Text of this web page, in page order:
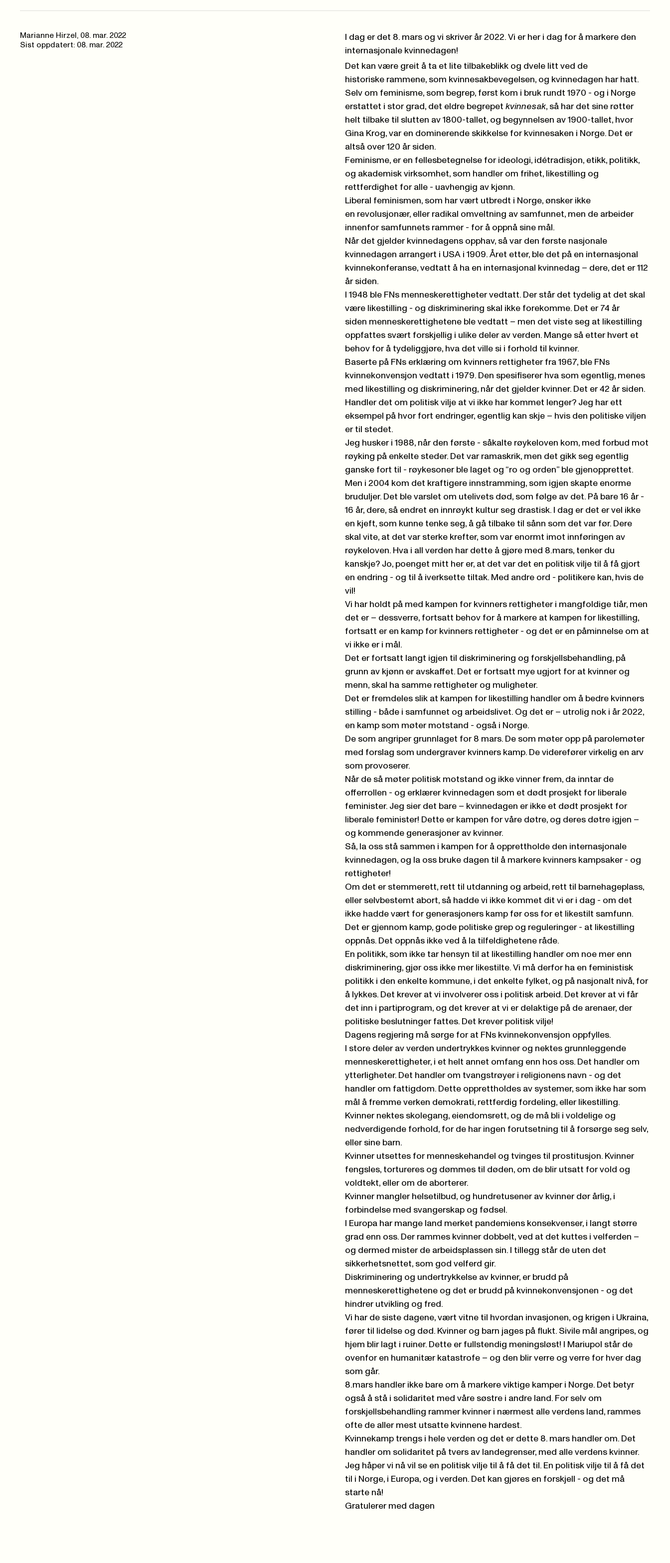
Marianne Hirzel , 08. mar. 2022
Sist oppdatert: 08. mar. 2022
I dag er det 8. mars og vi skriver år 2022. Vi er her i dag for å markere den
internasjonale kvinnedagen!
Det kan være greit å ta et lite tilbakeblikk og dvele litt ved de
historiske rammene, som kvinnesakbevegelsen, og kvinnedagen har hatt.
Selv om feminisme, som begrep, først kom i bruk rundt 1970 - og i Norge
erstattet i stor grad, det eldre begrepet kvinnesak, så har det sine røtter
helt tilbake til slutten av 1800-tallet, og begynnelsen av 1900-tallet, hvor
Gina Krog, var en dominerende skikkelse for kvinnesaken i Norge. Det er
altså over 120 år siden.
Feminisme, er en fellesbetegnelse for ideologi, idétradisjon, etikk, politikk,
og akademisk virksomhet, som handler om frihet, likestilling og
rettferdighet for alle - uavhengig av kjønn.
Liberal feminismen, som har vært utbredt i Norge, ønsker ikke
en revolusjonær, eller radikal omveltning av samfunnet, men de arbeider
innenfor samfunnets rammer - for å oppnå sine mål.
Når det gjelder kvinnedagens opphav, så var den første nasjonale
kvinnedagen arrangert i USA i 1909. Året etter, ble det på en internasjonal
kvinnekonferanse, vedtatt å ha en internasjonal kvinnedag – dere, det er 112
år siden.
I 1948 ble FNs menneskerettigheter vedtatt. Der står det tydelig at det skal
være likestilling - og diskriminering skal ikke forekomme. Det er 74 år
siden menneskerettighetene ble vedtatt – men det viste seg at likestilling
oppfattes svært forskjellig i ulike deler av verden. Mange så etter hvert et
behov for å tydeliggjøre, hva det ville si i forhold til kvinner.
Baserte på FNs erklæring om kvinners rettigheter fra 1967, ble FNs
kvinnekonvensjon vedtatt i 1979. Den spesifiserer hva som egentlig, menes
med likestilling og diskriminering, når det gjelder kvinner. Det er 42 år siden.
Handler det om politisk vilje at vi ikke har kommet lenger? Jeg har ett
eksempel på hvor fort endringer, egentlig kan skje – hvis den politiske viljen
er til stedet.
Jeg husker i 1988, når den første - såkalte røykeloven kom, med forbud mot
røyking på enkelte steder. Det var ramaskrik, men det gikk seg egentlig
ganske fort til - røykesoner ble laget og “ro og orden” ble gjenopprettet.
Men i 2004 kom det kraftigere innstramming, som igjen skapte enorme
bruduljer. Det ble varslet om utelivets død, som følge av det. På bare 16 år -
16 år, dere, så endret en innrøykt kultur seg drastisk. I dag er det er vel ikke
en kjeft, som kunne tenke seg, å gå tilbake til sånn som det var før. Dere
skal vite, at det var sterke krefter, som var enormt imot innføringen av
røykeloven. Hva i all verden har dette å gjøre med 8.mars, tenker du
kanskje? Jo, poenget mitt her er, at det var det en politisk vilje til å få gjort
en endring - og til å iverksette tiltak. Med andre ord - politikere kan, hvis de
vil!
Vi har holdt på med kampen for kvinners rettigheter i mangfoldige tiår, men
det er – dessverre, fortsatt behov for å markere at kampen for likestilling,
fortsatt er en kamp for kvinners rettigheter - og det er en påminnelse om at
vi ikke er i mål.
Det er fortsatt langt igjen til diskriminering og forskjellsbehandling, på
grunn av kjønn er avskaffet. Det er fortsatt mye ugjort for at kvinner og
menn, skal ha samme rettigheter og muligheter.
Det er fremdeles slik at kampen for likestilling handler om å bedre kvinners
stilling - både i samfunnet og arbeidslivet. Og det er – utrolig nok i år 2022,
en kamp som møter motstand - også i Norge.
De som angriper grunnlaget for 8 mars. De som møter opp på parolemøter
med forslag som undergraver kvinners kamp. De viderefører virkelig en arv
som provoserer.
Når de så møter politisk motstand og ikke vinner frem, da inntar de
offerrollen - og erklærer kvinnedagen som et dødt prosjekt for liberale
feminister. Jeg sier det bare – kvinnedagen er ikke et dødt prosjekt for
liberale feminister! Dette er kampen for våre døtre, og deres døtre igjen –
og kommende generasjoner av kvinner.
Så, la oss stå sammen i kampen for å opprettholde den internasjonale
kvinnedagen, og la oss bruke dagen til å markere kvinners kampsaker - og
rettigheter!
Om det er stemmerett, rett til utdanning og arbeid, rett til barnehageplass,
eller selvbestemt abort, så hadde vi ikke kommet dit vi er i dag - om det
ikke hadde vært for generasjoners kamp før oss for et likestilt samfunn.
Det er gjennom kamp, gode politiske grep og reguleringer - at likestilling
oppnås. Det oppnås ikke ved å la tilfeldighetene råde.
En politikk, som ikke tar hensyn til at likestilling handler om noe mer enn
diskriminering, gjør oss ikke mer likestilte. Vi må derfor ha en feministisk
politikk i den enkelte kommune, i det enkelte fylket, og på nasjonalt nivå, for
å lykkes. Det krever at vi involverer oss i politisk arbeid. Det krever at vi får
det inn i partiprogram, og det krever at vi er delaktige på de arenaer, der
politiske beslutninger fattes. Det krever politisk vilje!
Dagens regjering må sørge for at FNs kvinnekonvensjon oppfylles.
I store deler av verden undertrykkes kvinner og nektes grunnleggende
menneskerettigheter, i et helt annet omfang enn hos oss. Det handler om
ytterligheter. Det handler om tvangstrøyer i religionens navn - og det
handler om fattigdom. Dette opprettholdes av systemer, som ikke har som
mål å fremme verken demokrati, rettferdig fordeling, eller likestilling.
Kvinner nektes skolegang, eiendomsrett, og de må bli i voldelige og
nedverdigende forhold, for de har ingen forutsetning til å forsørge seg selv,
eller sine barn.
Kvinner utsettes for menneskehandel og tvinges til prostitusjon. Kvinner
fengsles, tortureres og dømmes til døden, om de blir utsatt for vold og
voldtekt, eller om de aborterer.
Kvinner mangler helsetilbud, og hundretusener av kvinner dør årlig, i
forbindelse med svangerskap og fødsel.
I Europa har mange land merket pandemiens konsekvenser, i langt større
grad enn oss. Der rammes kvinner dobbelt, ved at det kuttes i velferden –
og dermed mister de arbeidsplassen sin. I tillegg står de uten det
sikkerhetsnettet, som god velferd gir.
Diskriminering og undertrykkelse av kvinner, er brudd på
menneskerettighetene og det er brudd på kvinnekonvensjonen - og det
hindrer utvikling og fred.
Vi har de siste dagene, vært vitne til hvordan invasjonen, og krigen i Ukraina,
fører til lidelse og død. Kvinner og barn jages på flukt. Sivile mål angripes, og
hjem blir lagt i ruiner. Dette er fullstendig meningsløst! I Mariupol står de
ovenfor en humanitær katastrofe – og den blir verre og verre for hver dag
som går.
8.mars handler ikke bare om å markere viktige kamper i Norge. Det betyr
også å stå i solidaritet med våre søstre i andre land. For selv om
forskjellsbehandling rammer kvinner i nærmest alle verdens land, rammes
ofte de aller mest utsatte kvinnene hardest.
Kvinnekamp trengs i hele verden og det er dette 8. mars handler om. Det
handler om solidaritet på tvers av landegrenser, med alle verdens kvinner.
Jeg håper vi nå vil se en politisk vilje til å få det til. En politisk vilje til å få det
til i Norge, i Europa, og i verden. Det kan gjøres en forskjell - og det må
starte nå!
Gratulerer med dagen